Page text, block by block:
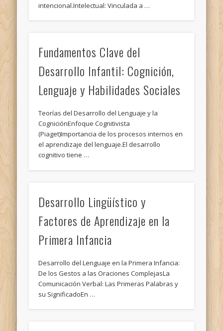
intencional.Intelectual: Vinculada a …
Fundamentos Clave del
Desarrollo Infantil: Cognición,
Lenguaje y Habilidades Sociales
Teorías del Desarrollo del Lenguaje y la
CogniciónEnfoque Cognitivista
(Piaget)Importancia de los procesos internos en
el aprendizaje del lenguaje.El desarrollo
cognitivo tiene …
Desarrollo Lingüístico y
Factores de Aprendizaje en la
Primera Infancia
Desarrollo del Lenguaje en la Primera Infancia:
De los Gestos a las Oraciones ComplejasLa
Comunicación Verbal: Las Primeras Palabras y
su SignificadoEn …